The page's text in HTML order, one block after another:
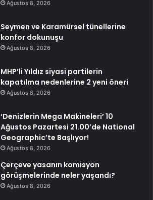
Ağustos 8, 2026
Seymen ve Karamürsel tünellerine
konfor dokunuşu
Ağustos 8, 2026
MHP’li Yıldız siyasi partilerin
kapatılma nedenlerine 2 yeni öneri
Ağustos 8, 2026
‘Denizlerin Mega Makineleri’ 10
Ağustos Pazartesi 21.00’de National
Geographic’te Başlıyor!
Ağustos 8, 2026
Çerçeve yasanın komisyon
görüşmelerinde neler yaşandı?
Ağustos 8, 2026